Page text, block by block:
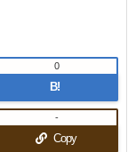
B!
0
Copy
-